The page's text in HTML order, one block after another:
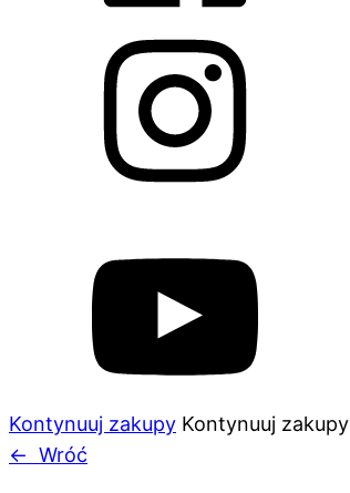
Kontynuuj zakupy Kontynuuj zakupy
← Wróć